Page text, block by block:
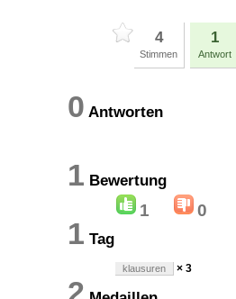
4
Stimmen
1
Antwort
0 Antworten
1 Bewertung
1 0
1 Tag
klausuren × 3